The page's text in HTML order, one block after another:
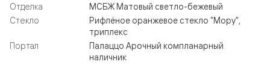
Отделка
МСБЖ Матовый светло-бежевый
Стекло
Рифлёное оранжевое стекло "Мору",
триплекс
Портал
Палаццо Арочный компланарный
наличник